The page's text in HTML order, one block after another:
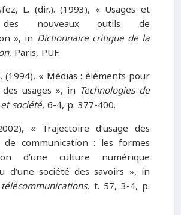
L. (dir.). (1993), « Usages et
des nouveaux outils de
», in Dictionnaire critique de la
, Paris, PUF.
(1994), « Médias : éléments pour
usages », in Technologies de
société, 6-4, p. 377-400.
« Trajectoire d’usage des
de communication : les formes
d’une culture numérique
d’une société des savoirs », in
, t. 57, 3-4, p.